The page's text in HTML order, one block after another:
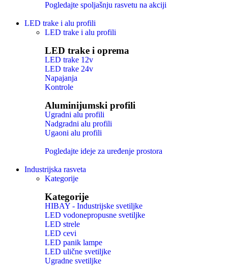
Pogledajte spoljašnju rasvetu na akciji
LED trake i alu profili
LED trake i alu profili
LED trake i oprema
LED trake 12v
LED trake 24v
Napajanja
Kontrole
Aluminijumski profili
Ugradni alu profili
Nadgradni alu profili
Ugaoni alu profili
Pogledajte ideje za uređenje prostora
Industrijska rasveta
Kategorije
Kategorije
HIBAY - Industrijske svetiljke
LED vodonepropusne svetiljke
LED strele
LED cevi
LED panik lampe
LED ulične svetiljke
Ugradne svetiljke